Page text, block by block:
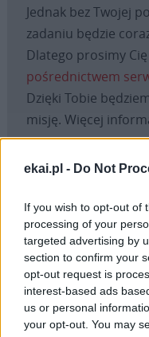
ekai.pl - Do Not
If you wish to opt-out of
processing of your
targeted advertising by
section to confirm your
opt-out request is
interest-based ads
us or personal
your opt-out. You may
Jednak bez Twojej
zadaniu będzie
Dlatego prosimy
pośrednictwem
Dzięki Tobie
misję. Więcej
Facebook
TwitterMessenger
Wersja do druku